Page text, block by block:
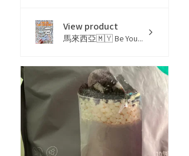
View product
馬來西亞🇲🇾 Be You...